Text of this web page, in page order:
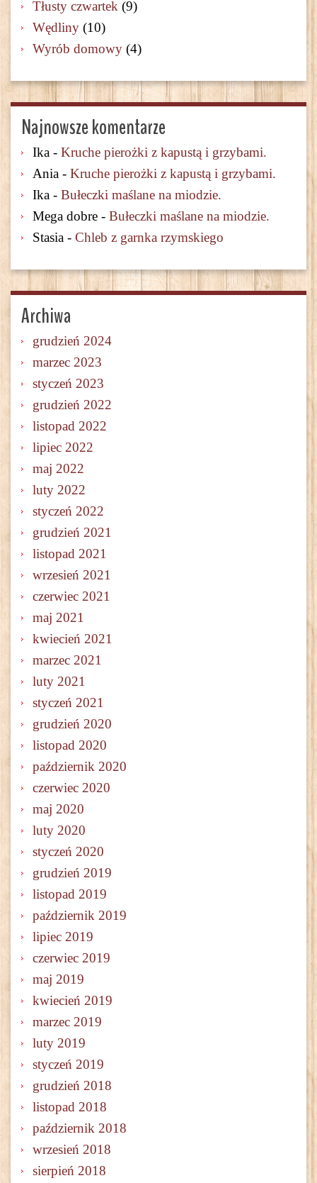
Tłusty czwartek (9)
Wędliny (10)
Wyrób domowy (4)
Najnowsze komentarze
Ika - Kruche pierożki z kapustą i grzybami.
Ania - Kruche pierożki z kapustą i grzybami.
Ika - Bułeczki maślane na miodzie.
Mega dobre - Bułeczki maślane na miodzie.
Stasia - Chleb z garnka rzymskiego
Archiwa
grudzień 2024
marzec 2023
styczeń 2023
grudzień 2022
listopad 2022
lipiec 2022
maj 2022
luty 2022
styczeń 2022
grudzień 2021
listopad 2021
wrzesień 2021
czerwiec 2021
maj 2021
kwiecień 2021
marzec 2021
luty 2021
styczeń 2021
grudzień 2020
listopad 2020
październik 2020
czerwiec 2020
maj 2020
luty 2020
styczeń 2020
grudzień 2019
listopad 2019
październik 2019
lipiec 2019
czerwiec 2019
maj 2019
kwiecień 2019
marzec 2019
luty 2019
styczeń 2019
grudzień 2018
listopad 2018
październik 2018
wrzesień 2018
sierpień 2018